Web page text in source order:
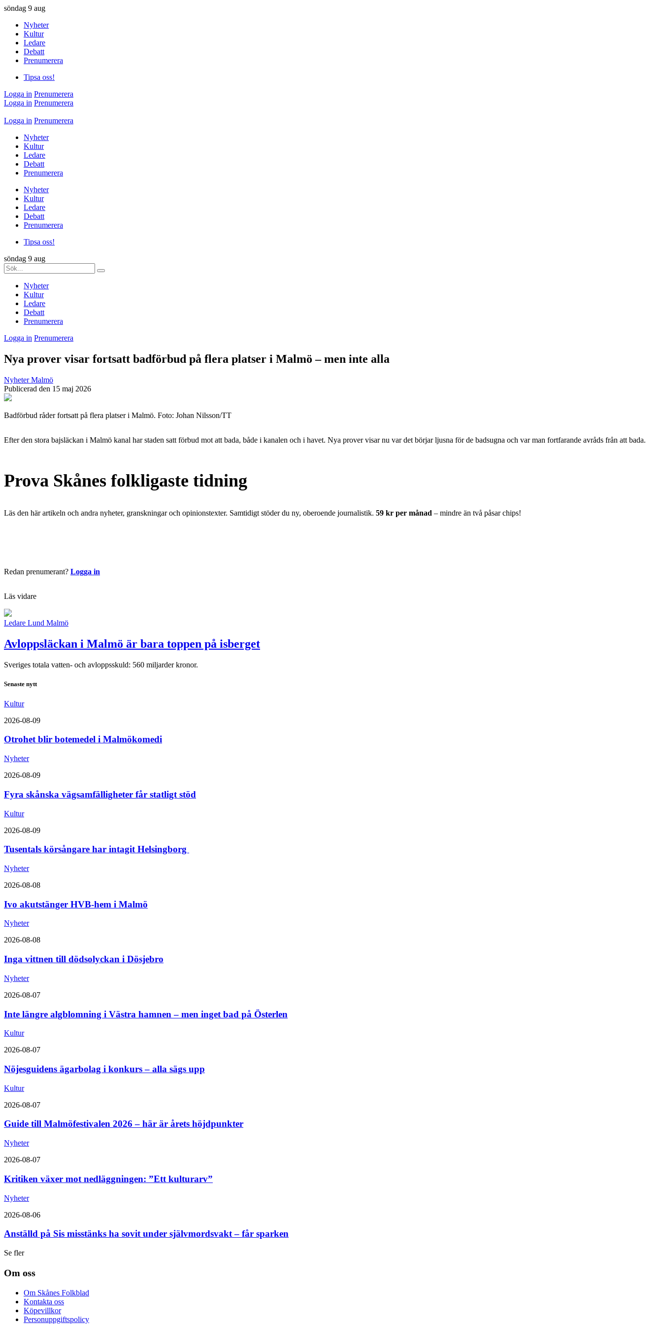
söndag 9 aug
Nyheter
Kultur
Ledare
Debatt
Prenumerera
Tipsa oss!
Logga in Prenumerera
Logga in Prenumerera
Logga in Prenumerera
Nyheter
Kultur
Ledare
Debatt
Prenumerera
Nyheter
Kultur
Ledare
Debatt
Prenumerera
Tipsa oss!
söndag 9 aug
Nyheter
Kultur
Ledare
Debatt
Prenumerera
Logga in Prenumerera
Nya prover visar fortsatt badförbud på flera platser i Malmö – men inte alla
Nyheter Malmö
Publicerad den 15 maj 2026
Badförbud råder fortsatt på flera platser i Malmö. Foto: Johan Nilsson/TT
Efter den stora bajsläckan i Malmö kanal har staden satt förbud mot att bada, både i kanalen och i havet. Nya prover visar nu var det börjar ljusna för de badsugna och var man fortfarande avråds från att bada.
Prova Skånes folkligaste tidning
Läs den här artikeln och andra nyheter, granskningar och opinionstexter. Samtidigt stöder du ny, oberoende journalistik. 59 kr per månad – mindre än två påsar chips!
Redan prenumerant? Logga in
Läs vidare
Ledare Lund Malmö
Avloppsläckan i Malmö är bara toppen på isberget
Sveriges totala vatten- och avloppsskuld: 560 miljarder kronor.
Senaste nytt
Kultur
2026-08-09
Otrohet blir botemedel i Malmökomedi
Nyheter
2026-08-09
Fyra skånska vägsamfälligheter får statligt stöd
Kultur
2026-08-09
Tusentals körsångare har intagit Helsingborg
Nyheter
2026-08-08
Ivo akutstänger HVB-hem i Malmö
Nyheter
2026-08-08
Inga vittnen till dödsolyckan i Dösjebro
Nyheter
2026-08-07
Inte längre algblomning i Västra hamnen – men inget bad på Österlen
Kultur
2026-08-07
Nöjesguidens ägarbolag i konkurs – alla sägs upp
Kultur
2026-08-07
Guide till Malmöfestivalen 2026 – här är årets höjdpunkter
Nyheter
2026-08-07
Kritiken växer mot nedläggningen: ”Ett kulturarv”
Nyheter
2026-08-06
Anställd på Sis misstänks ha sovit under självmordsvakt – får sparken
Se fler
Om oss
Om Skånes Folkblad
Kontakta oss
Köpevillkor
Personuppgiftspolicy